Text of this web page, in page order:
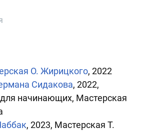
О. Жирицкого, 2022
Сидакова, 2022,
начинающих, Мастерская
, 2023, Мастерская Т.